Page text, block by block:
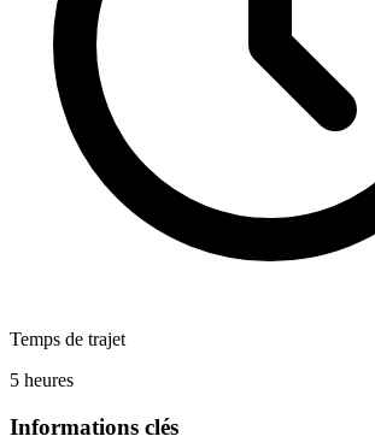
Temps de trajet
5 heures
Informations clés